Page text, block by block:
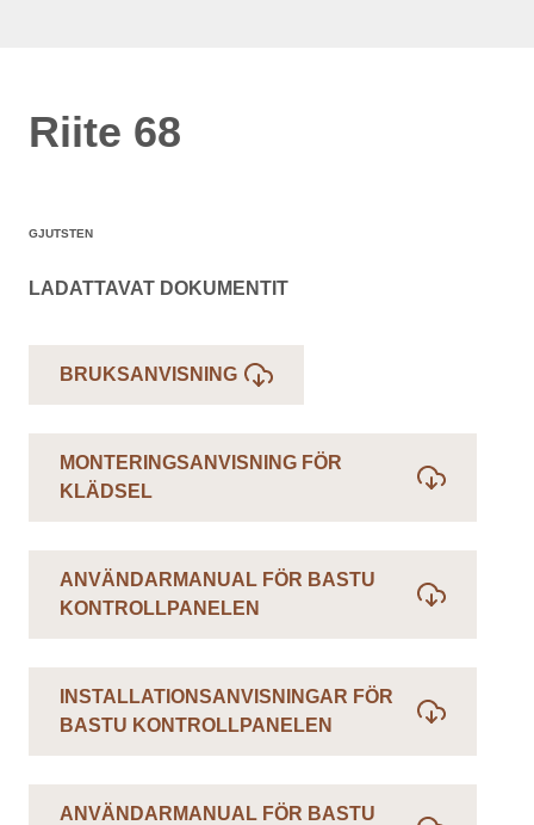
Riite 68
GJUTSTEN
LADATTAVAT DOKUMENTIT
BRUKSANVISNING
MONTERINGSANVISNING FÖR
KLÄDSEL
ANVÄNDARMANUAL FÖR BASTU
KONTROLLPANELEN
INSTALLATIONSANVISNINGAR FÖR
BASTU KONTROLLPANELEN
ANVÄNDARMANUAL FÖR BASTU